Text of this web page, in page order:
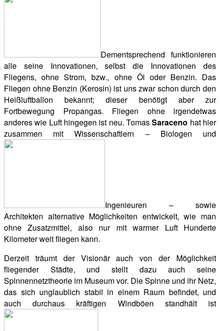
Dementsprechend funktionieren
alle seine Innovationen, selbst die Innovationen des
Fliegens, ohne Strom, bzw., ohne Öl oder Benzin. Das
Fliegen ohne Benzin (Kerosin) ist uns zwar schon durch den
Heißluftballon bekannt; dieser benötigt aber zur
Fortbewegung Propangas. Fliegen ohne irgendetwas
anderes wie Luft hingegen ist neu. TomasSaraceno hat hier
zusammen mit Wissenschaftlern – Biologen und
Ingenieuren – sowie
Architekten alternative Möglichkeiten entwickelt, wie man
ohne Zusatzmittel, also nur mit warmer Luft Hunderte
Kilometer weit fliegen kann.
Derzeit träumt der Visionär auch von der Möglichkeit
fliegender Städte, und stellt dazu auch seine
Spinnennetztheorie im Museum vor. Die Spinne und ihr Netz,
das sich unglaublich stabil in einem Raum befindet, und
auch durchaus kräftigen Windböen standhält ist